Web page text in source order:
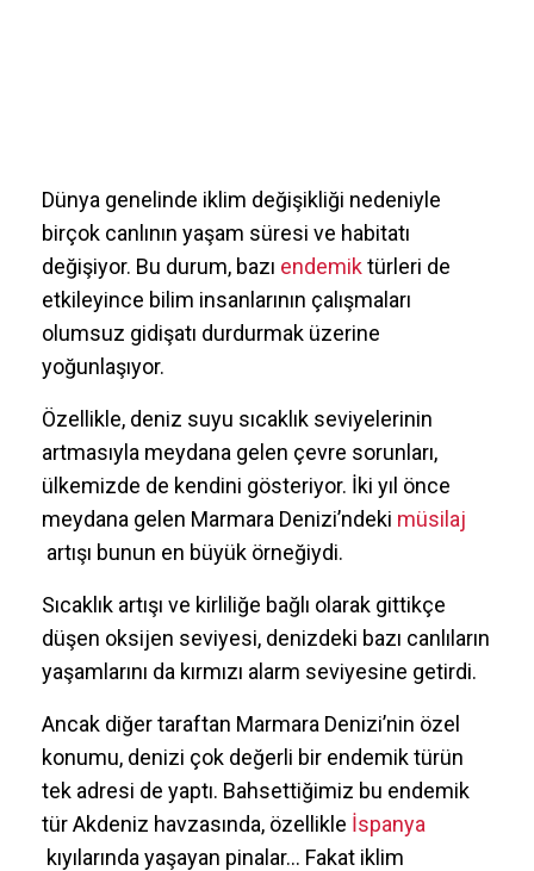
Dünya genelinde iklim değişikliği nedeniyle
birçok canlının yaşam süresi ve habitatı
değişiyor. Bu durum, bazı endemiktürleri de
etkileyince bilim insanlarının çalışmaları
olumsuz gidişatı durdurmak üzerine
yoğunlaşıyor.
Özellikle, deniz suyu sıcaklık seviyelerinin
artmasıyla meydana gelen çevre sorunları,
ülkemizde de kendini gösteriyor. İki yıl önce
meydana gelen Marmara Denizi’ndeki müsilaj
artışı bunun en büyük örneğiydi.
Sıcaklık artışı ve kirliliğe bağlı olarak gittikçe
düşen oksijen seviyesi, denizdeki bazı canlıların
yaşamlarını da kırmızı alarm seviyesine getirdi.
Ancak diğer taraftan Marmara Denizi’nin özel
konumu, denizi çok değerli bir endemik türün
tek adresi de yaptı. Bahsettiğimiz bu endemik
tür Akdeniz havzasında, özellikle İspanya
kıyılarında yaşayan pinalar… Fakat iklim